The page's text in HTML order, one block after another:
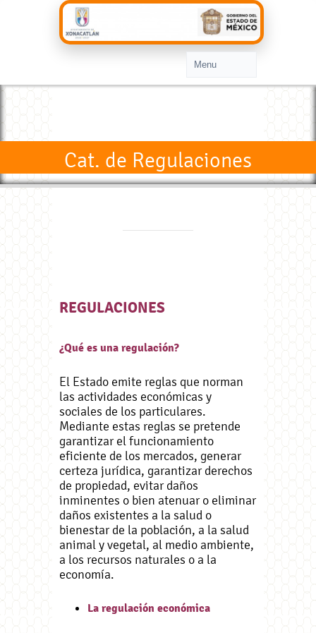
Cat. de Regulaciones
REGULACIONES
¿Qué es una regulación?
El Estado emite reglas que norman
las actividades económicas y
sociales de los particulares.
Mediante estas reglas se pretende
garantizar el funcionamiento
eficiente de los mercados, generar
certeza jurídica, garantizar derechos
de propiedad, evitar daños
inminentes o bien atenuar o eliminar
daños existentes a la salud o
bienestar de la población, a la salud
animal y vegetal, al medio ambiente,
a los recursos naturales o a la
economía.
La regulación económica